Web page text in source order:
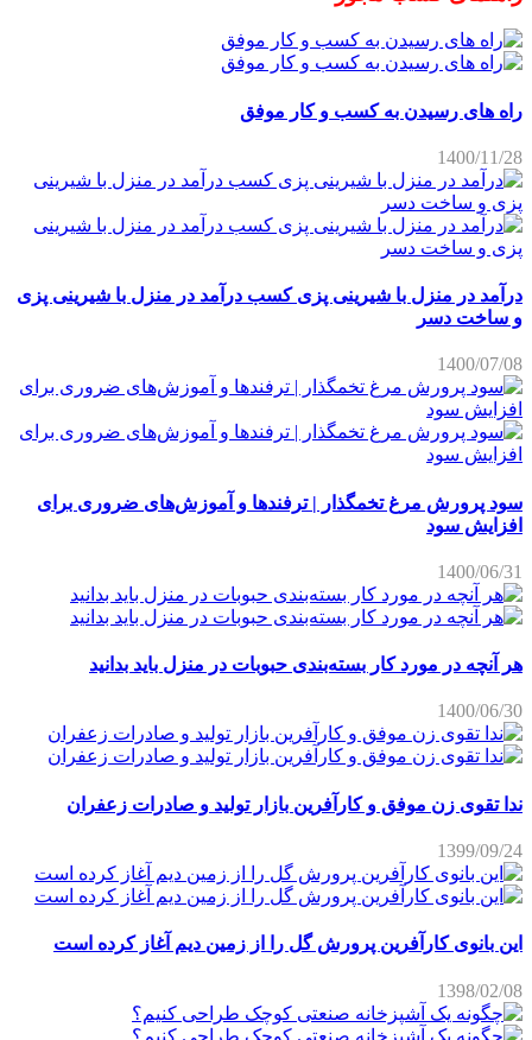
راه های رسیدن به کسب و کار موفق
1400/11/28
درآمد در منزل با شیرینی پزی کسب درآمد در منزل با شیرینی پزی
و ساخت دسر
1400/07/08
سود پرورش مرغ تخمگذار | ترفندها و آموزش‌های ضروری برای
افزایش سود
1400/06/31
هر آنچه در مورد کار بسته‌بندی حبوبات در منزل باید بدانید
1400/06/30
ندا تقوی زن موفق و کارآفرین بازار تولید و صادرات زعفران
1399/09/24
این بانوی کارآفرین پرورش گل را از زمین دیم آغاز کرده است
1398/02/08